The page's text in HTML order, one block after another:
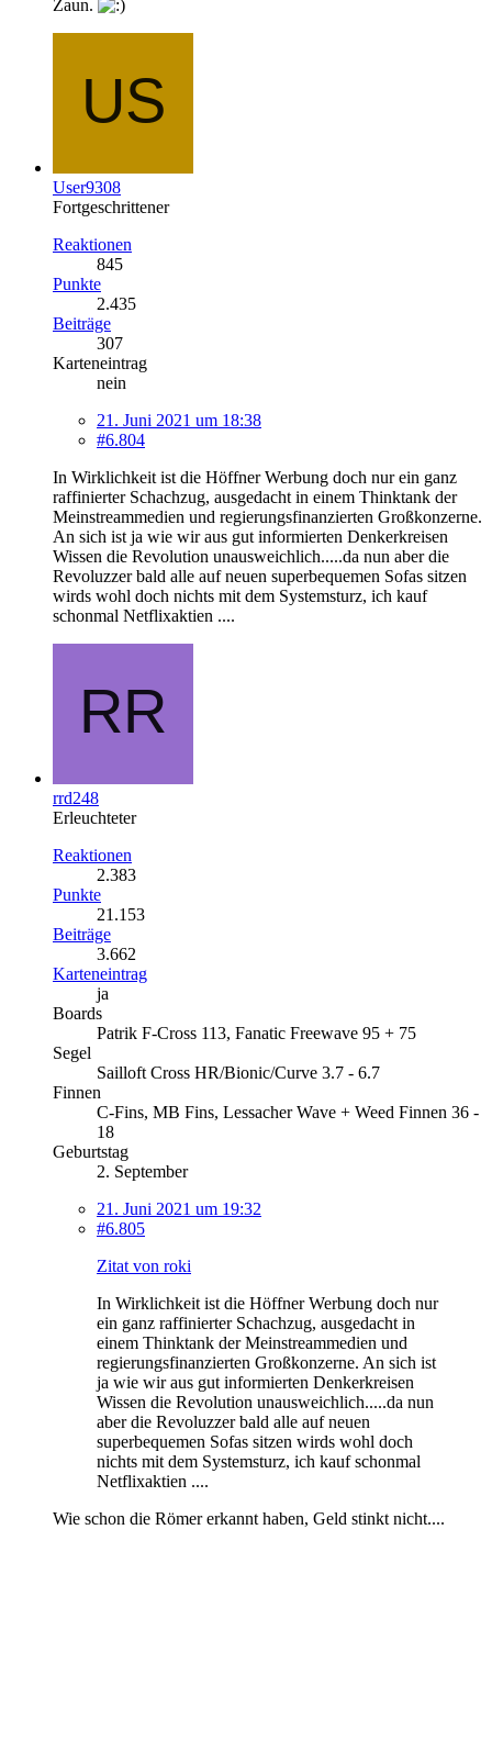
Zaun.
User9308
Fortgeschrittener
Reaktionen
845
Punkte
2.435
Beiträge
307
Karteneintrag
nein
21. Juni 2021 um 18:38
#6.804
In Wirklichkeit ist die Höffner Werbung doch nur ein ganz
raffinierter Schachzug, ausgedacht in einem Thinktank der
Meinstreammedien und regierungsfinanzierten Großkonzerne.
An sich ist ja wie wir aus gut informierten Denkerkreisen
Wissen die Revolution unausweichlich.....da nun aber die
Revoluzzer bald alle auf neuen superbequemen Sofas sitzen
wirds wohl doch nichts mit dem Systemsturz, ich kauf
schonmal Netflixaktien ....
rrd248
Erleuchteter
Reaktionen
2.383
Punkte
21.153
Beiträge
3.662
Karteneintrag
ja
Boards
Patrik F-Cross 113, Fanatic Freewave 95 + 75
Segel
Sailloft Cross HR/Bionic/Curve 3.7 - 6.7
Finnen
C-Fins, MB Fins, Lessacher Wave + Weed Finnen 36 -
18
Geburtstag
2. September
21. Juni 2021 um 19:32
#6.805
Zitat von roki
In Wirklichkeit ist die Höffner Werbung doch nur
ein ganz raffinierter Schachzug, ausgedacht in
einem Thinktank der Meinstreammedien und
regierungsfinanzierten Großkonzerne. An sich ist
ja wie wir aus gut informierten Denkerkreisen
Wissen die Revolution unausweichlich.....da nun
aber die Revoluzzer bald alle auf neuen
superbequemen Sofas sitzen wirds wohl doch
nichts mit dem Systemsturz, ich kauf schonmal
Netflixaktien ....
Wie schon die Römer erkannt haben, Geld stinkt nicht....